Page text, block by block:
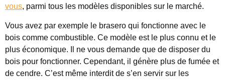
vous, parmi tous les modèles disponibles sur le marché.
Vous avez par exemple le brasero qui fonctionne avec le
bois comme combustible. Ce modèle est le plus connu et le
plus économique. Il ne vous demande que de disposer du
bois pour fonctionner. Cependant, il génère plus de fumée et
de cendre. C’est même interdit de s’en servir sur les